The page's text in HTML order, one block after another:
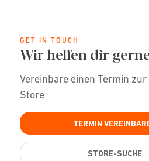
GET IN TOUCH
Wir helfen dir
Vereinbare einen Termin
Store
TERMIN
STORE-SUCHE